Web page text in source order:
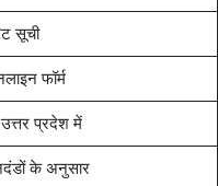
सूची
फॉर्म
प्रदेश में
के अनुसार